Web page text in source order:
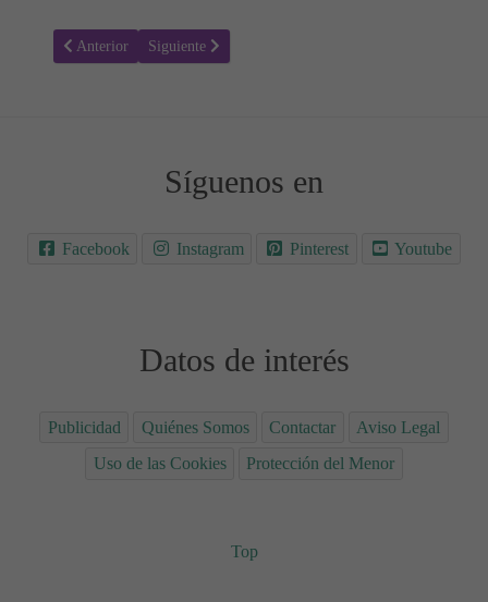
Artículo anterior: In Time - Estrenos de cine
Anterior Artículo siguiente: One Day, la nueva película de
Siguiente
Síguenos en
Facebook Instagram Pinterest Youtube
Datos de interés
Publicidad Quiénes Somos Contactar
Aviso Legal
Uso de las Cookies
Protección del Menor
Top